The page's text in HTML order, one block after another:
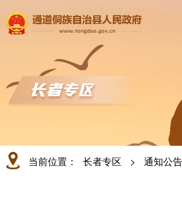
当前位置： 长者专区 > 通知公告